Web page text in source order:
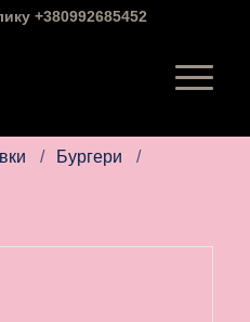
+380992685452
/ Бургери
/